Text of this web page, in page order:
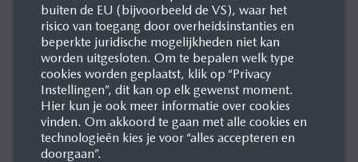
VOORNAAM
ACHTERNAAM
buiten de EU (bijvoorbeeld de VS), waar het
risico van toegang door overheidsinstanties en
beperkte juridische mogelijkheden niet kan
worden uitgesloten. Om te bepalen welk type
cookies worden geplaatst, klik op “Privacy
Instellingen”, dit kan op elk gewenst moment.
Hier kun je ook meer informatie over cookies
vinden. Om akkoord te gaan met alle cookies en
technologieën kies je voor “alles accepteren en
doorgaan”.